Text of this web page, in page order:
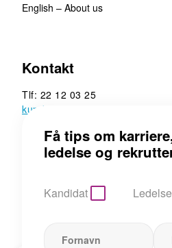
English – About us
Kontakt
Tlf: 22 12 03 25
kunde@b2b.no
B2B Executive Search &
Rekruttering AS
Kandidat Ledelse